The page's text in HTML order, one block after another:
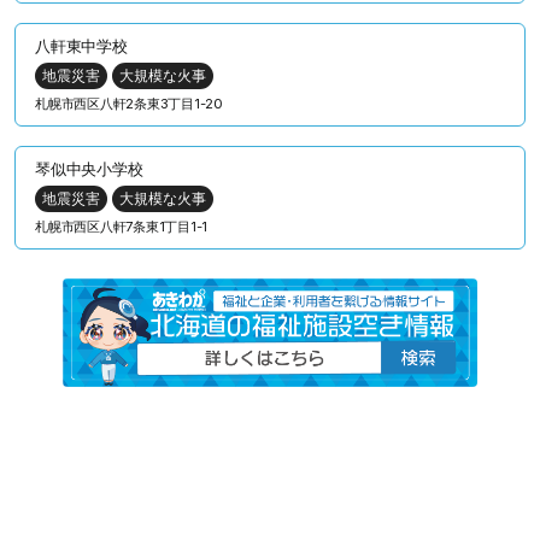
八軒東中学校
地震災害 大規模な火事
札幌市西区八軒2条東3丁目1-20
琴似中央小学校
地震災害 大規模な火事
札幌市西区八軒7条東1丁目1-1